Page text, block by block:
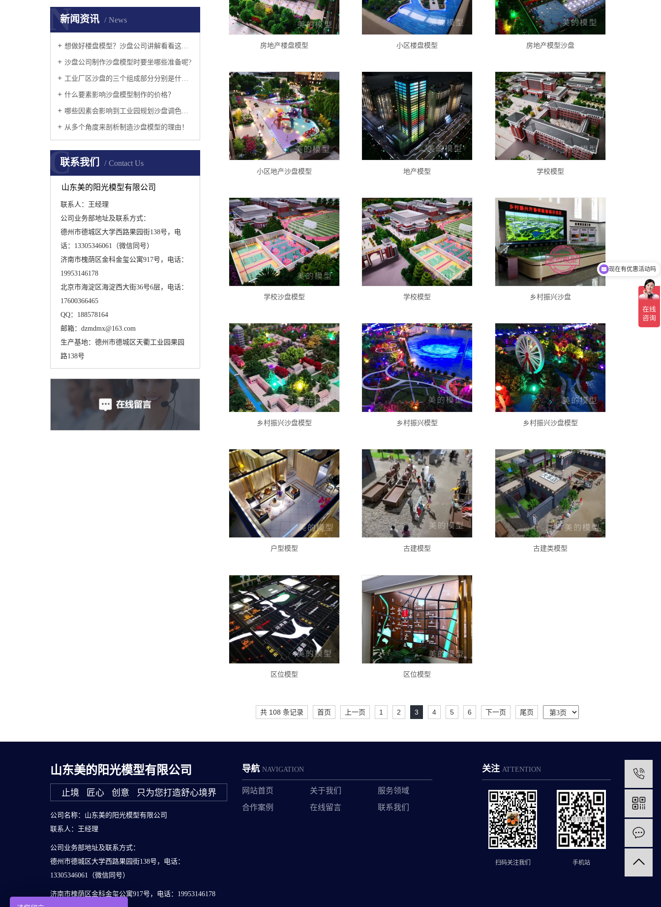
新闻资讯 News
N
想做好楼盘模型？沙盘公司讲解看看这几个准则吧
沙盘公司制作沙盘模型时要坐哪些准备呢?
工业厂区沙盘的三个组成部分分别是什么呢？
什么要素影响沙盘模型制作的价格？
哪些因素会影响到工业园规划沙盘调色的问题呢?
从多个角度来剖析制造沙盘模型的理由！
联系我们 Contact Us
C
山东美的阳光模型有限公司
联系人：王经理
公司业务部地址及联系方式：
德州市德城区大学西路果园街138号，电
话：13305346061（微信同号）
济南市槐荫区金科金玺公寓917号，电话：
19953146178
北京市海淀区海淀西大街36号6层，电话：
17600366465
QQ：188578164
邮箱：dzmdmx@163.com
生产基地：德州市德城区天衢工业园果园
路138号
房地产楼盘模型 小区楼盘模型 房地产模型沙盘
小区地产沙盘模型 地产模型 学校模型
学校沙盘模型 学校模型 乡村振兴沙盘
乡村振兴沙盘模型 乡村振兴模型 乡村振兴沙盘模型
户型模型 古建模型 古建类模型
区位模型 区位模型
共 108 条记录 首页 上一页 1 2 3 4 5 6 下一页 尾页
山东美的阳光模型有限公司
止境 匠心 创意 只为您打造舒心境界
公司名称：山东美的阳光模型有限公司
联系人：王经理
公司业务部地址及联系方式：
德州市德城区大学西路果园街138号，电话：
13305346061（微信同号）
济南市槐荫区金科金玺公寓917号，电话：19953146178
导航 NAVIGATION
网站首页 关于我们
服务领域
合作案例
在线留言 联系我们
关注 ATTENTION
扫码关注我们 手机站
可以介绍下你们的产品么
现在有优惠活动吗